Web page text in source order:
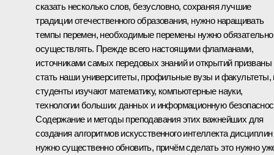
сказать несколько слов, безусловно, сохраняя лучшие
традиции отечественного образования, нужно наращивать
темпы перемен, необходимые перемены нужно обязательно
осуществлять. Прежде всего настоящими флагманами,
источниками самых передовых знаний и открытий призваны
стать наши университеты, профильные вузы и факультеты,
студенты изучают математику, компьютерные науки,
технологии больших данных и информационную
Содержание и методы преподавания этих важнейших для
создания алгоритмов искусственного интеллекта дисциплин
нужно существенно обновить, причём сделать это нужно